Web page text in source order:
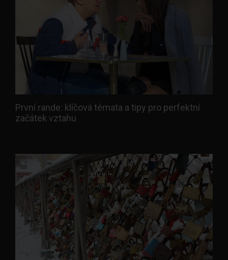
První rande: klíčová témata a tipy pro perfektní
začátek vztahu